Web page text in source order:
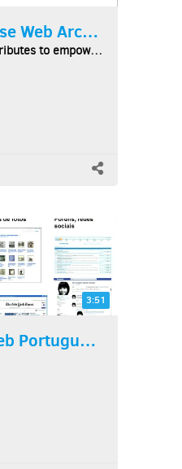
The Portuguese Web Archive...
Web archiving contributes to empower open-access...
3:51
Arquivo da Web Portuguesa